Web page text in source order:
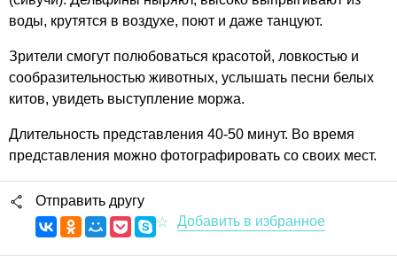
воды, крутятся в воздухе, поют и даже танцуют.
Зрители смогут полюбоваться красотой, ловкостью и
сообразительностью животных, услышать песни белых
китов, увидеть выступление моржа.
Длительность представления 40-50 минут. Во время
представления можно фотографировать со своих мест.
Отправить другу